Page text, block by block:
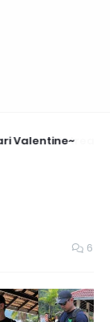
Valentine~
6